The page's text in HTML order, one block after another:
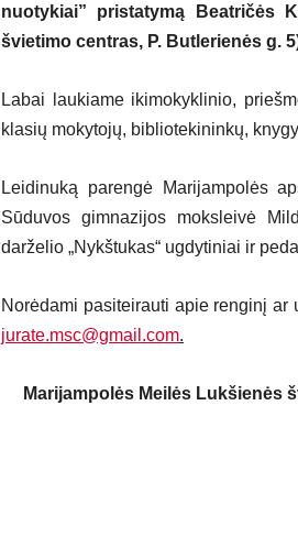
nuotykiai” pristatymą Beatričės
švietimo centras, P. Butlerienės g.
Labai laukiame ikimokyklinio,
klasių mokytojų, bibliotekininkų,
Leidinuką parengė Marijampolės
Sūduvos gimnazijos moksleivė
darželio „Nykštukas“ ugdytiniai ir
Norėdami pasiteirauti apie renginį ar
jurate.msc@gmail.com.
Marijampolės Meilės Lukšienės